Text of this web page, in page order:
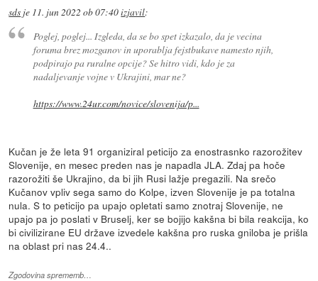
sds je 11. jun 2022 ob 07:40izjavil:
Poglej, poglej... Izgleda, da se bo spet izkazalo, da je vecina
foruma brez mozganov in uporablja fejstbukave namesto njih,
podpirajo pa ruralne opcije? Se hitro vidi, kdo je za
nadaljevanje vojne v Ukrajini, mar ne?
https://www.24ur.com/novice/slovenija/p...
Kučan je že leta 91 organiziral peticijo za enostrasnko razorožitev
Slovenije, en mesec preden nas je napadla JLA. Zdaj pa hoče
razorožiti še Ukrajino, da bi jih Rusi lažje pregazili. Na srečo
Kučanov vpliv sega samo do Kolpe, izven Slovenije je pa totalna
nula. S to peticijo pa upajo opletati samo znotraj Slovenije, ne
upajo pa jo poslati v Bruselj, ker se bojijo kakšna bi bila reakcija, ko
bi civilizirane EU države izvedele kakšna pro ruska gniloba je prišla
na oblast pri nas 24.4..
Zgodovina sprememb…